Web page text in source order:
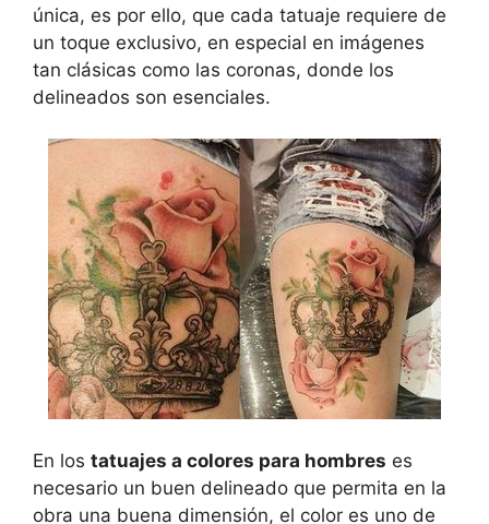
única, es por ello, que cada tatuaje requiere de
un toque exclusivo, en especial en imágenes
tan clásicas como las coronas, donde los
delineados son esenciales.
En los tatuajes a colores para hombres es
necesario un buen delineado que permita en la
obra una buena dimensión, el color es uno de